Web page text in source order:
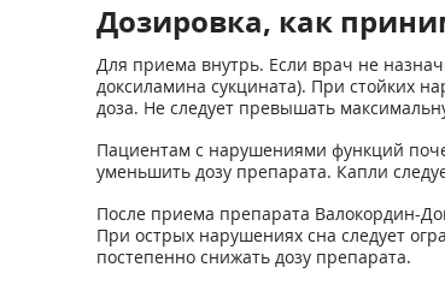
Дозировка, как
Для приема внутрь. Если врач не
доксиламина сукцината). При стойких
доза. Не следует превышать
Пациентам с нарушениями функций
уменьшить дозу препарата. Капли
После приема препарата Валокордин-
При острых нарушениях сна следует
постепенно снижать дозу препарата.